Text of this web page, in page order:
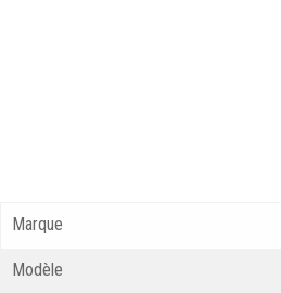
Marque
Modèle